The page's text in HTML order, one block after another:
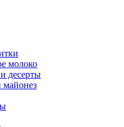
молоко
десерты
майонез